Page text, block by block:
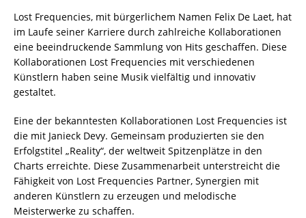
Lost Frequencies, mit bürgerlichem Namen Felix De Laet, hat
im Laufe seiner Karriere durch zahlreiche Kollaborationen
eine beeindruckende Sammlung von Hits geschaffen. Diese
Kollaborationen Lost Frequencies mit verschiedenen
Künstlern haben seine Musik vielfältig und innovativ
gestaltet.
Eine der bekanntesten Kollaborationen Lost Frequencies ist
die mit Janieck Devy. Gemeinsam produzierten sie den
Erfolgstitel „Reality“, der weltweit Spitzenplätze in den
Charts erreichte. Diese Zusammenarbeit unterstreicht die
Fähigkeit von Lost Frequencies Partner, Synergien mit
anderen Künstlern zu erzeugen und melodische
Meisterwerke zu schaffen.